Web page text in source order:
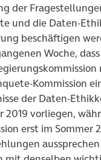
der
und die Daten-
beschäftigen
Woche,
Kommission
der Daten-
2019 vorliegen,
erst im Sommer
aussprechen